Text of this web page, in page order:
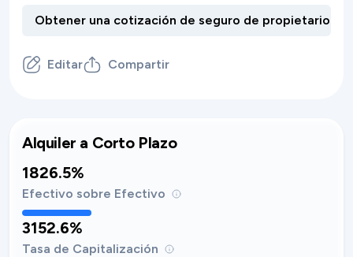
Editar Compartir
Alquiler a Corto Plazo
1826.5%
Efectivo sobre Efectivo
3152.6%
Tasa de Capitalización